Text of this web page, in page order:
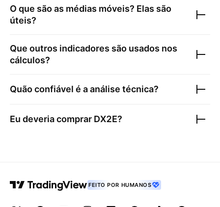
O que são as médias móveis? Elas são
úteis?
Que outros indicadores são usados nos
cálculos?
Quão confiável é a análise técnica?
Eu deveria comprar DX2E?
FEITO POR HUMANOS